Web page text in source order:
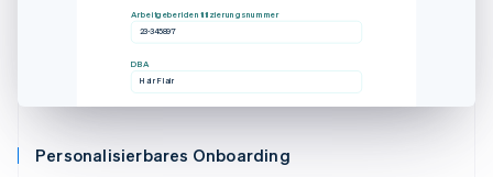
Arbeitgeberidentifizierungsnummer
23-345897
DBA
Hair Flair
Personalisierbares Onboarding